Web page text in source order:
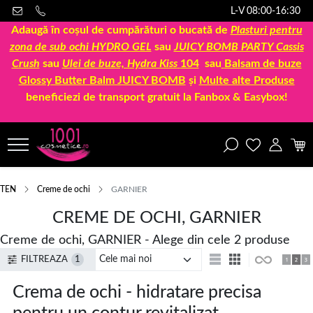
L-V 08:00-16:30
Adaugă în coșul de cumpărături o bucată de Plasturi pentru
zona de sub ochi HYDRO GEL sau JUICY BOMB PARTY Cassis
Crush sau Ulei de buze, Hydra Kiss 104sau Balsam de buze
Glossy Butter Balm JUICY BOMB și Multe alte Produse
beneficiezi de transport gratuit la Fanbox & Easybox!
TEN Creme de ochi GARNIER
CREME DE OCHI, GARNIER
Creme de ochi, GARNIER - Alege din cele 2 produse
FILTREAZA 1
Crema de ochi - hidratare precisa